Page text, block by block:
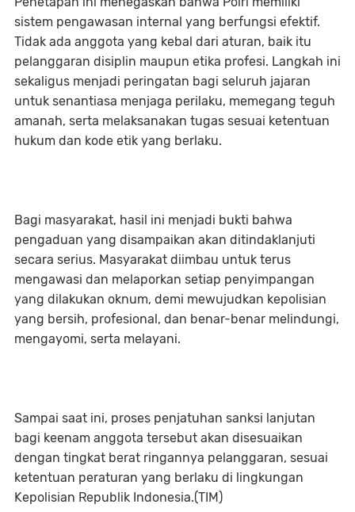
sistem pengawasan internal yang berfungsi efektif.
Tidak ada anggota yang kebal dari aturan, baik itu
pelanggaran disiplin maupun etika profesi. Langkah ini
sekaligus menjadi peringatan bagi seluruh jajaran
untuk senantiasa menjaga perilaku, memegang teguh
amanah, serta melaksanakan tugas sesuai ketentuan
hukum dan kode etik yang berlaku.
Bagi masyarakat, hasil ini menjadi bukti bahwa
pengaduan yang disampaikan akan ditindaklanjuti
secara serius. Masyarakat diimbau untuk terus
mengawasi dan melaporkan setiap penyimpangan
yang dilakukan oknum, demi mewujudkan kepolisian
yang bersih, profesional, dan benar-benar melindungi,
mengayomi, serta melayani.
Sampai saat ini, proses penjatuhan sanksi lanjutan
bagi keenam anggota tersebut akan disesuaikan
dengan tingkat berat ringannya pelanggaran, sesuai
ketentuan peraturan yang berlaku di lingkungan
Kepolisian Republik Indonesia.(TIM)